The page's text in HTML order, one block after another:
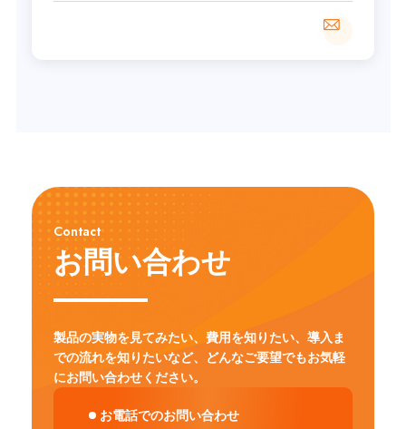
Contact
お問い合わせ
製品の実物を見てみたい、費用を知りたい、導入ま
での流れを知りたいなど、
どんなご要望でもお気軽
にお問い合わせください。
お電話でのお問い合わせ